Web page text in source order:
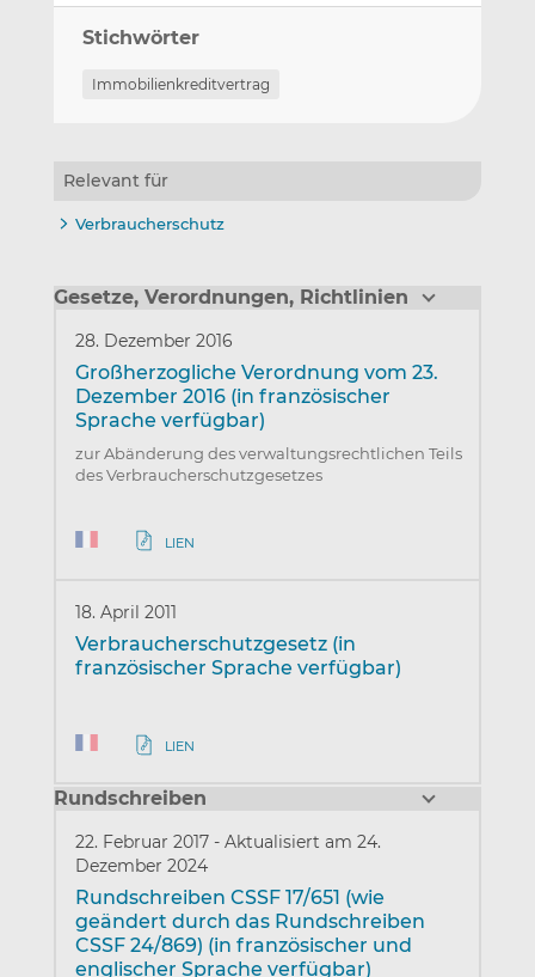
Stichwörter
Immobilienkreditvertrag
Relevant für
Verbraucherschutz
Gesetze, Verordnungen, Richtlinien
28. Dezember 2016
Großherzogliche Verordnung vom 23.
Dezember 2016 (in französischer
Sprache verfügbar)
zur Abänderung des verwaltungsrechtlichen Teils
des Verbraucherschutzgesetzes
LIEN
18. April 2011
Verbraucherschutzgesetz (in
französischer Sprache verfügbar)
LIEN
Rundschreiben
22. Februar 2017 - Aktualisiert am 24.
Dezember 2024
Rundschreiben CSSF 17/651 (wie
geändert durch das Rundschreiben
CSSF 24/869) (in französischer und
englischer Sprache verfügbar)